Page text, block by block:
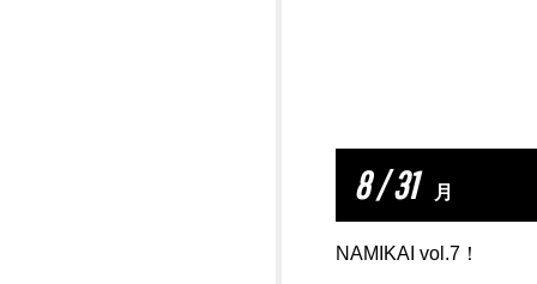
8 / 31 月
NAMIKAI vol.7！